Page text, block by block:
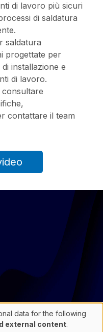
di lavoro più sicuri
di saldatura
saldatura
progettate per
installazione e
di lavoro.
contattare il team
data for the following
external content.